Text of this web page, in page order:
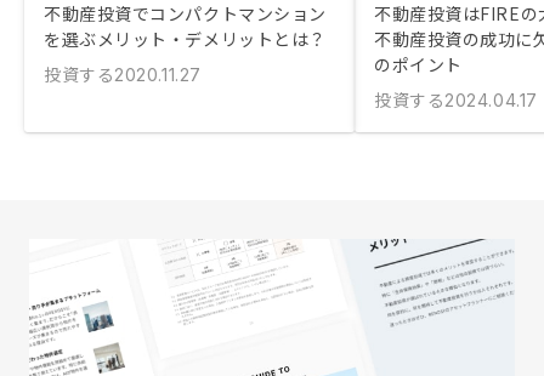
不動産投資でコンパクトマンション
を選ぶメリット・デメリットとは？
投資する2020.11.27
不動産投資はFIRE
不動産投資の成功に
のポイント
投資する2024.04.17